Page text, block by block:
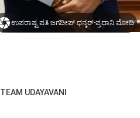
ಉಪರಾಷ್ಟ್ರಪತಿ ಜಗದೀಪ್‌ ಧನ್ಕರ್-ಪ್ರಧಾನಿ ಮೋದಿ
TEAM UDAYAVANI